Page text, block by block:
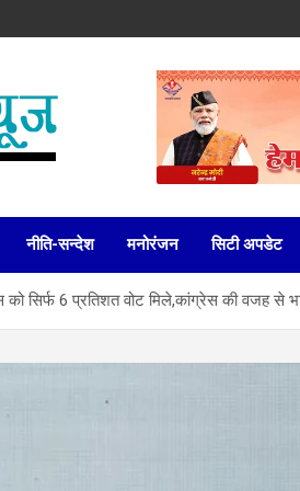
नीति-सन्देश मनोरंजन सिटी अपडेट
को सिर्फ 6 प्रतिशत वोट मिले,कांग्रेस की वजह से